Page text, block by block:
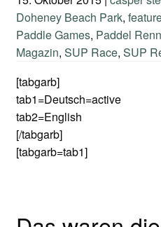
Doheney Beach Park,
Paddle Games, Paddel
Magazin, SUP Race, SUP
[tabgarb]
tab1=Deutsch=active
tab2=English
[/tabgarb]
[tabgarb=tab1]